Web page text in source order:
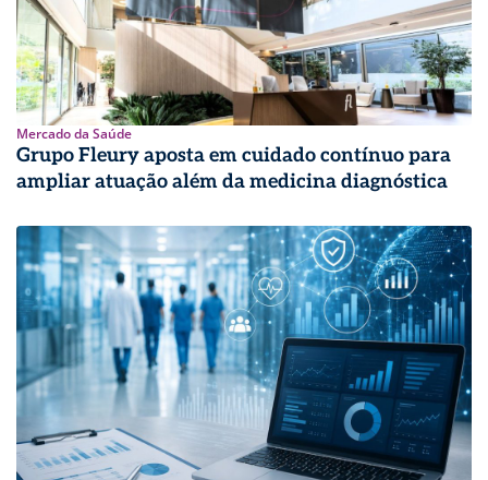
Mercado da Saúde
Grupo Fleury aposta em cuidado contínuo para
ampliar atuação além da medicina diagnóstica